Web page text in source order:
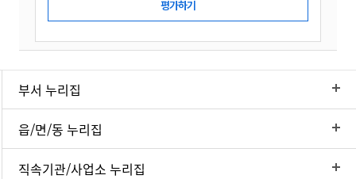
부서 누리집
읍/면/동 누리집
직속기관/사업소 누리집